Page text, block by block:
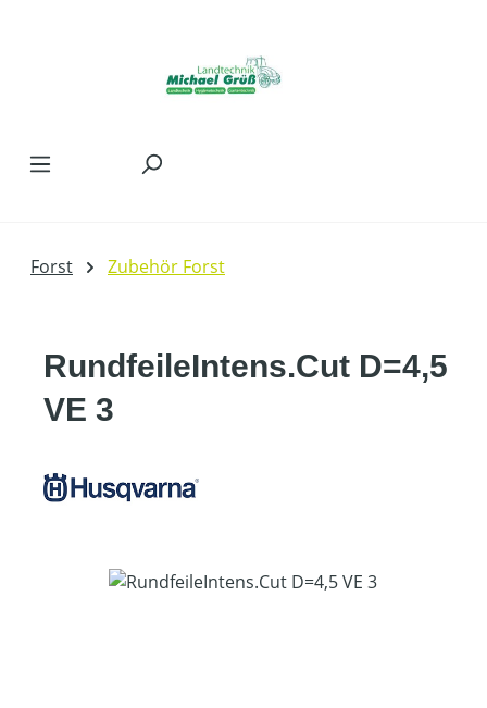
Forst Zubehör Forst
RundfeileIntens.Cut D=4,5
VE 3
Bildergalerie überspringen